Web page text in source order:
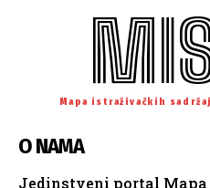
Mapa istraživačkih
O NAMA
Jedinstveni portal